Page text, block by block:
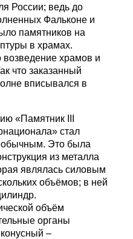
России; ведь до
Фальконе и
памятников на
в храмах.
храмов и
что заказанный
вписывался в
«Памятник III
стал
Это была
из металла
являлась силовым
объёмов; в ней
объём
органы
–